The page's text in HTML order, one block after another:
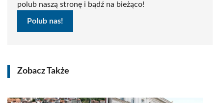
polub naszą stronę i bądź na bieżąco!
Polub nas!
Zobacz Także